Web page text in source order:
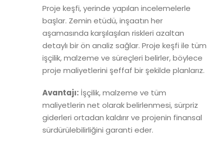
Proje keşfi, yerinde yapılan incelemelerle
başlar. Zemin etüdü, inşaatın her
aşamasında karşılaşılan riskleri azaltan
detaylı bir ön analiz sağlar. Proje keşfi ile tüm
işçilik, malzeme ve süreçleri belirler, böylece
proje maliyetlerini şeffaf bir şekilde planlarız.
Avantajı: İşçilik, malzeme ve tüm
maliyetlerin net olarak belirlenmesi, sürpriz
giderleri ortadan kaldırır ve projenin finansal
sürdürülebilirliğini garanti eder.